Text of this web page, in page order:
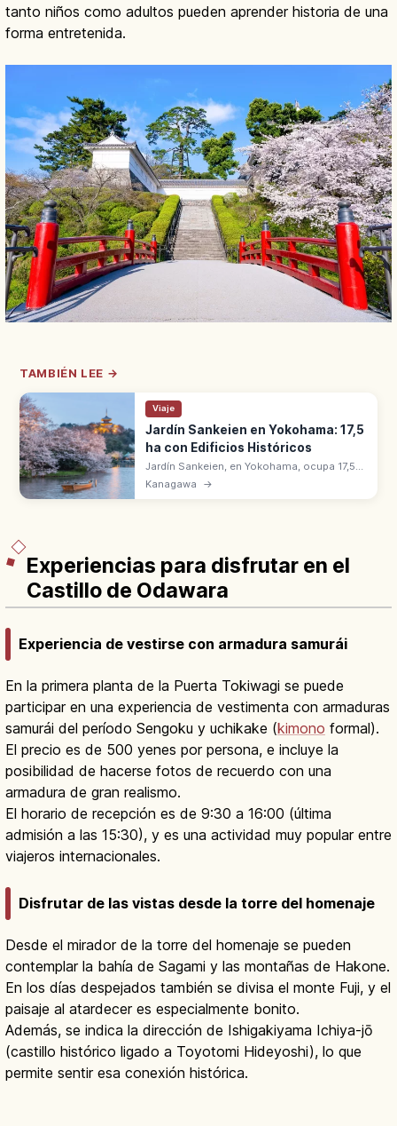
tanto niños como adultos pueden aprender historia de una
forma entretenida.
TAMBIÉN LEE →
Viaje
Jardín Sankeien en Yokohama: 17,5
ha con Edificios Históricos
Jardín Sankeien, en Yokohama, ocupa 17,5
hectáreas con edificios históricos
trasladados de todo Japón. Creado por
Kanagawa →
Experiencias para disfrutar en el
Castillo de Odawara
Experiencia de vestirse con armadura samurái
En la primera planta de la Puerta Tokiwagi se puede
participar en una experiencia de vestimenta con armaduras
samurái del período Sengoku y uchikake (kimono formal).
El precio es de 500 yenes por persona, e incluye la
posibilidad de hacerse fotos de recuerdo con una
armadura de gran realismo.
El horario de recepción es de 9:30 a 16:00 (última
admisión a las 15:30), y es una actividad muy popular entre
viajeros internacionales.
Disfrutar de las vistas desde la torre del homenaje
Desde el mirador de la torre del homenaje se pueden
contemplar la bahía de Sagami y las montañas de Hakone.
En los días despejados también se divisa el monte Fuji, y el
paisaje al atardecer es especialmente bonito.
Además, se indica la dirección de Ishigakiyama Ichiya-jō
(castillo histórico ligado a Toyotomi Hideyoshi), lo que
permite sentir esa conexión histórica.